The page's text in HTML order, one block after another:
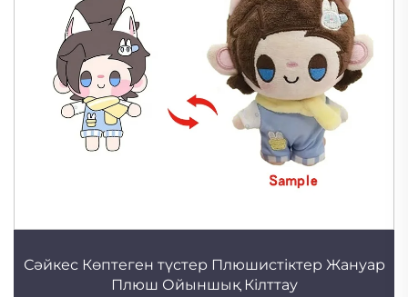
Сәйкес Көптеген түстер Плюшистіктер Жануар
Плюш Ойыншық Кілттау